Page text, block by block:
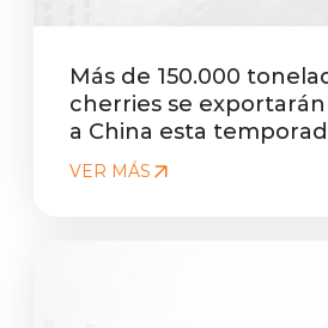
Más de 150.000
cherries se
a China esta
VER MÁS